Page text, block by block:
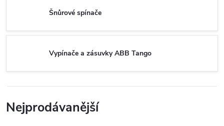
Šnůrové spínače
Vypínače a zásuvky ABB Tango
Nejprodávanější